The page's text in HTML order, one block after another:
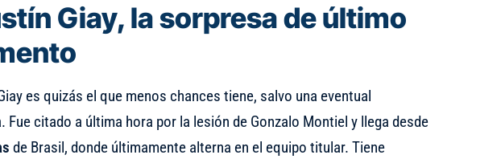
Giay, la sorpresa de último
es quizás el que menos chances tiene, salvo una eventual
Fue citado a última hora por la lesión de Gonzalo Montiel y llega desde
de Brasil, donde últimamente alterna en el equipo titular. Tiene